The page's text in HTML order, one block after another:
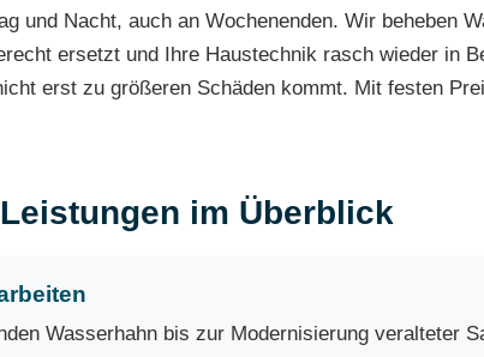
und Nacht, auch an Wochenenden. Wir beheben
ersetzt und Ihre Haustechnik rasch wieder in
erst zu größeren Schäden kommt. Mit festen
im Überblick
Wasserhahn bis zur Modernisierung veralteter